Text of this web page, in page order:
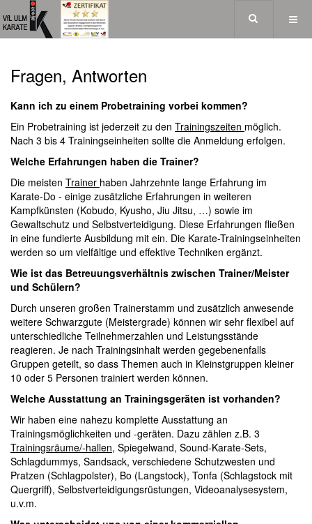
Fragen, Antworten
Kann ich zu einem Probetraining vorbei kommen?
Ein Probetraining ist jederzeit zu den Trainingszeiten möglich.
Nach 3 bis 4 Trainingseinheiten sollte die Anmeldung erfolgen.
Welche Erfahrungen haben die Trainer?
Die meisten Trainer haben Jahrzehnte lange Erfahrung im
Karate-Do - einige zusätzliche Erfahrungen in weiteren
Kampfkünsten (Kobudo, Kyusho, Jiu Jitsu, …) sowie im
Gewaltschutz und Selbstverteidigung. Diese Erfahrungen fließen
in eine fundierte Ausbildung mit ein. Die Karate-Trainingseinheiten
werden so um vielfältige und effektive Techniken ergänzt.
Wie ist das Betreuungsverhältnis zwischen Trainer/Meister
und Schülern?
Durch unseren großen Trainerstamm und zusätzlich anwesende
weitere Schwarzgute (Meistergrade) können wir sehr flexibel auf
unterschiedliche Teilnehmerzahlen und Leistungsstände
reagieren. Je nach Trainingsinhalt werden gegebenenfalls
Gruppen geteilt, so dass Themen auch in Kleinstgruppen kleiner
10 oder 5 Personen trainiert werden können.
Welche Ausstattung an Trainingsgeräten ist vorhanden?
Wir haben eine nahezu komplette Ausstattung an
Trainingsmöglichkeiten und -geräten. Dazu zählen z.B. 3
Trainingsräume/-hallen, Spiegelwand, Sound-Karate-Sets,
Schlagdummys, Sandsack, verschiedene Schutzwesten und
Pratzen (Schlagpolster), Bo (Langstock), Tonfa (Schlagstock mit
Quergriff), Selbstverteidigungsrüstungen, Videoanalysesystem,
u.v.m.